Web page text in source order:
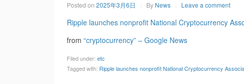
Posted on 2025年3月6日 By News Leave a comment
Ripple launches nonprofit National Cryptocurrency
from “cryptocurrency” – Google News
Filed under: etc
Tagged with: Ripple launches nonprofit National Cryptocurrency